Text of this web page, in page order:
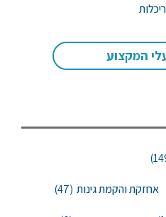
אחזקת והקמת גינות (47)
המקצוע